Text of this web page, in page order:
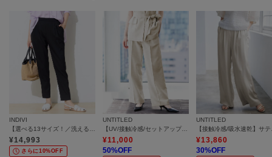
INDIVI
¥14,993
さらに10%OFF
UNTITLED
¥11,000
50%OFF
UNTITLED
¥13,860
30%OFF